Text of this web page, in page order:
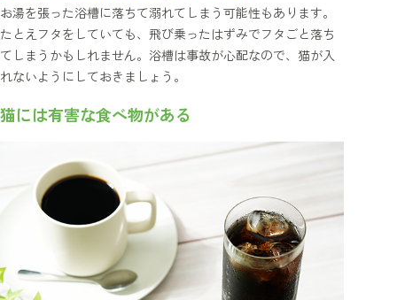
お湯を張った浴槽に落ちて溺れてしまう可能性もあります。
たとえフタをしていても、飛び乗ったはずみでフタごと落ち
てしまうかもしれません。浴槽は事故が心配なので、猫が入
れないようにしておきましょう。
猫には有害な食べ物がある